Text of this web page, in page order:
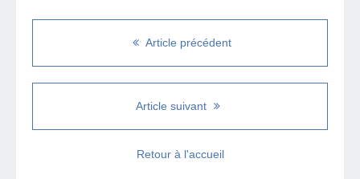
Article précédent
Article suivant
Retour à l'accueil